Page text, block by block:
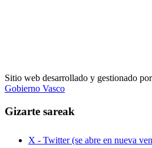
Sitio web desarrollado y gestionado
Gobierno Vasco
Gizarte sareak
X - Twitter (se abre en nueva